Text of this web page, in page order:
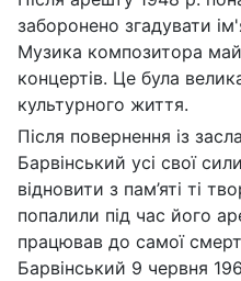
заборонено згадувати
Музика композитора
концертів. Це була
культурного життя.
Після повернення із
Барвінський усі свої
відновити з пам’яті ті
попалили під час його
працював до самої
Барвінський 9 червня